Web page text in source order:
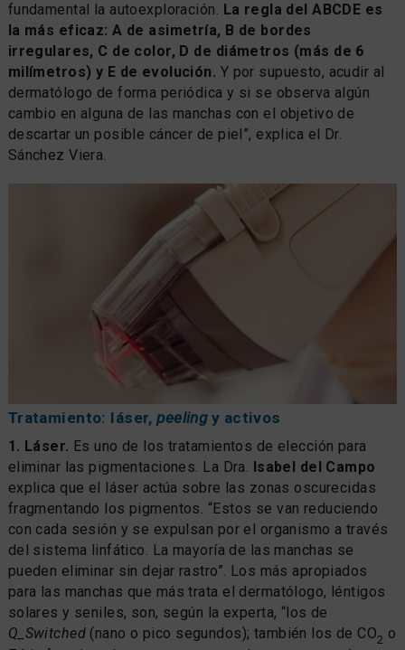
fundamental la autoexploración. La regla del ABCDE es
la más eficaz: A de asimetría, B de bordes
irregulares, C de color, D de diámetros (más de 6
milímetros) y E de evolución. Y por supuesto, acudir al
dermatólogo de forma periódica y si se observa algún
cambio en alguna de las manchas con el objetivo de
descartar un posible cáncer de piel”, explica el Dr.
Sánchez Viera.
Tratamiento: láser,peelingy activos
1. Láser. Es uno de los tratamientos de elección para
eliminar las pigmentaciones. La Dra. Isabel del Campo
explica que el láser actúa sobre las zonas oscurecidas
fragmentando los pigmentos. “Estos se van reduciendo
con cada sesión y se expulsan por el organismo a través
del sistema linfático. La mayoría de las manchas se
pueden eliminar sin dejar rastro”. Los más apropiados
para las manchas que más trata el dermatólogo, léntigos
solares y seniles, son, según la experta, “los de
Q_Switched (nano o pico segundos); también los de CO2 o